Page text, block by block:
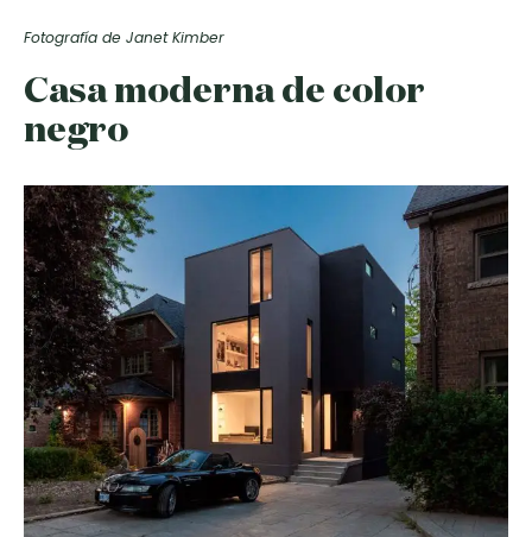
Fotografía de Janet Kimber
Casa moderna de color
negro